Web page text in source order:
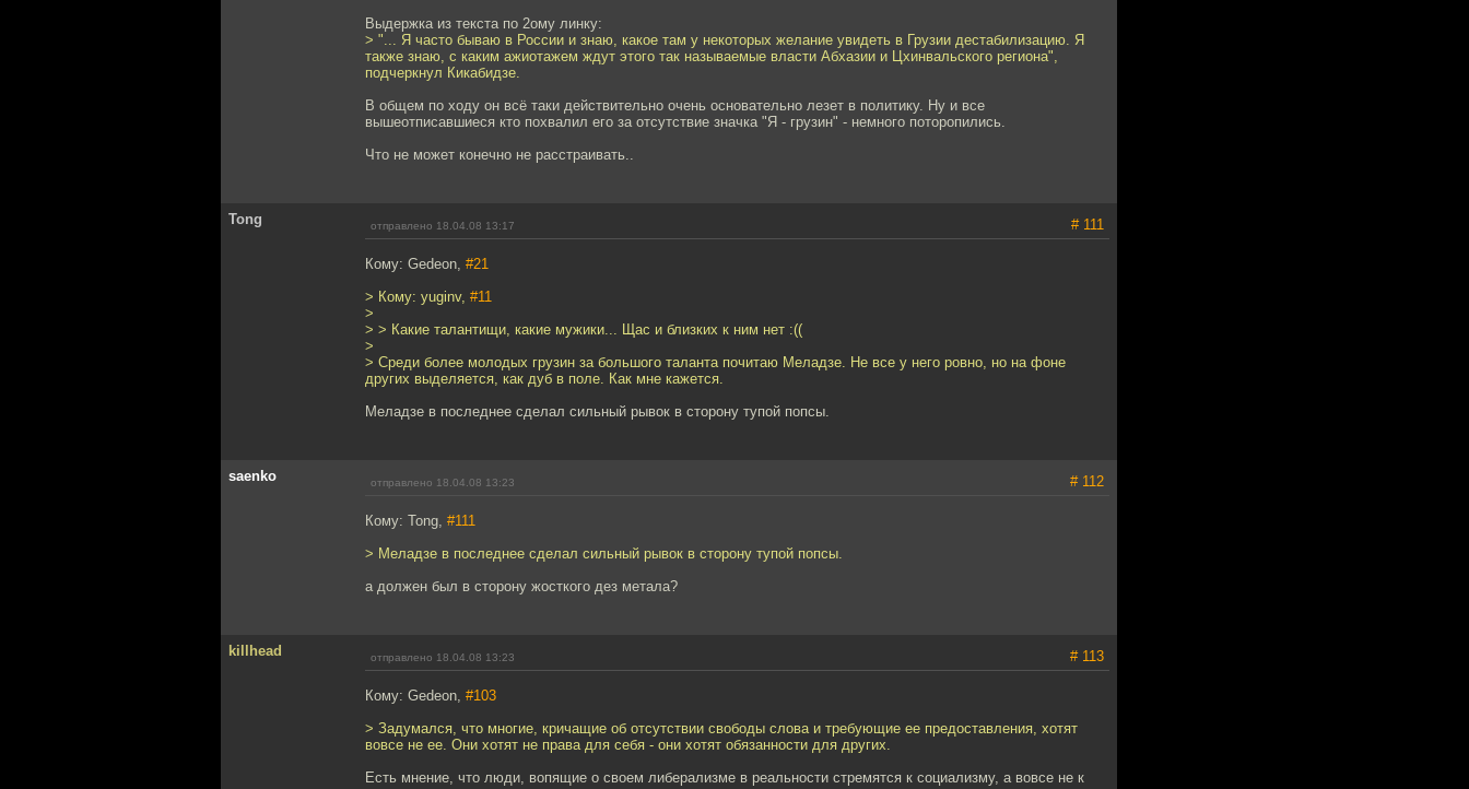
Выдержка из текста по 2ому линку:
> "... Я часто бываю в России и знаю, какое там у некоторых желание увидеть в Грузии дестабилизацию. Я
также знаю, с каким ажиотажем ждут этого так называемые власти Абхазии и Цхинвальского региона",
подчеркнул Кикабидзе.
В общем по ходу он всё таки действительно очень основательно лезет в политику. Ну и все
вышеотписавшиеся кто похвалил его за отсутствие значка "Я - грузин" - немного поторопились.
Что не может конечно не расстраивать..
Tong отправлено 18.04.08 13:17 # 111
Кому: Gedeon, #21
> Кому: yuginv, #11
>
> > Какие талантищи, какие мужики... Щас и близких к ним нет :((
>
> Среди более молодых грузин за большого таланта почитаю Меладзе. Не все у него ровно, но на фоне
других выделяется, как дуб в поле. Как мне кажется.
Меладзе в последнее сделал сильный рывок в сторону тупой попсы.
saenko отправлено 18.04.08 13:23 # 112
Кому: Tong, #111
> Меладзе в последнее сделал сильный рывок в сторону тупой попсы.
а должен был в сторону жосткого дез метала?
killhead отправлено 18.04.08 13:23 # 113
Кому: Gedeon, #103
> Задумался, что многие, кричащие об отсутствии свободы слова и требующие ее предоставления, хотят
вовсе не ее. Они хотят не права для себя - они хотят обязанности для других.
Есть мнение, что люди, вопящие о своем либерализме в реальности стремятся к социализму, а вовсе не к